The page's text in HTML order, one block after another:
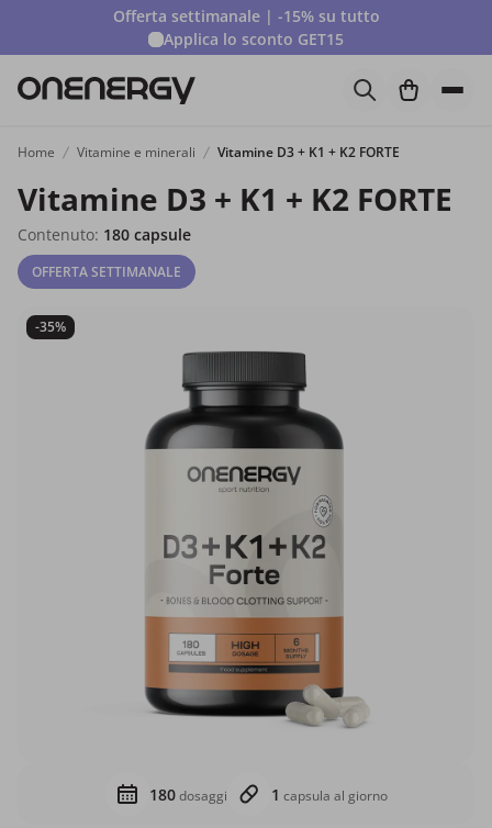
Offerta settimanale | -15% su tutto
Applica lo sconto GET15
Home Vitamine e minerali Vitamine D3 + K1 + K2 FORTE
Vitamine D3 + K1 + K2 FORTE
Contenuto: 180 capsule
OFFERTA SETTIMANALE
-35%
180dosaggi 1 capsula al giorno